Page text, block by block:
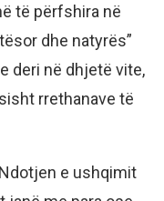
të përfshira në
dhe natyrës”
deri në dhjetë vite,
rrethanave të
e ushqimit